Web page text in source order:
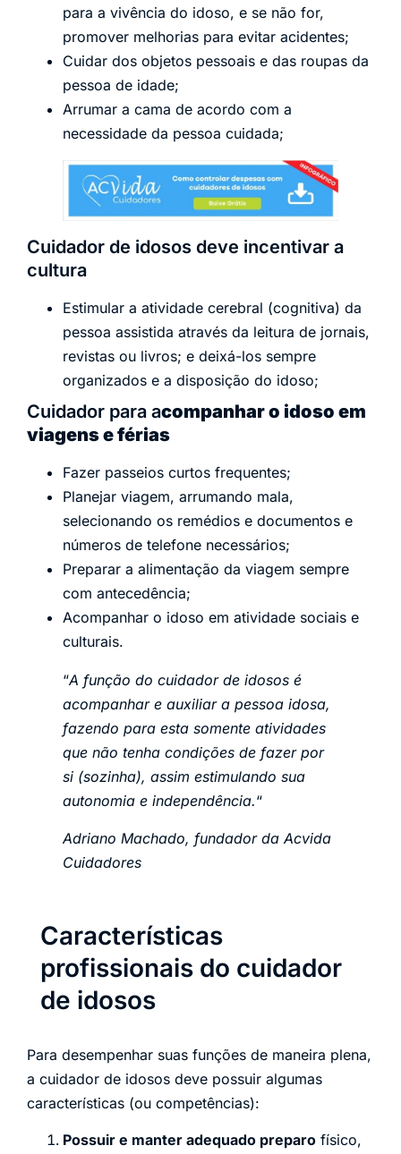
para a vivência do idoso, e se não for,
promover melhorias para evitar acidentes;
Cuidar dos objetos pessoais e das roupas da
pessoa de idade;
Arrumar a cama de acordo com a
necessidade da pessoa cuidada;
Cuidador de idosos deve incentivar a
cultura
Estimular a atividade cerebral (cognitiva) da
pessoa assistida através da leitura de jornais,
revistas ou livros; e deixá-los sempre
organizados e a disposição do idoso;
Cuidador para acompanhar o idoso em
viagens e férias
Fazer passeios curtos frequentes;
Planejar viagem, arrumando mala,
selecionando os remédios e documentos e
números de telefone necessários;
Preparar a alimentação da viagem sempre
com antecedência;
Acompanhar o idoso em atividade sociais e
culturais.
“A função do cuidador de idosos é
acompanhar e auxiliar a pessoa idosa,
fazendo para esta somente atividades
que não tenha condições de fazer por
si (sozinha), assim estimulando sua
autonomia e independência.“
Adriano Machado, fundador da Acvida
Cuidadores
Características
profissionais do cuidador
de idosos
Para desempenhar suas funções de maneira plena,
a cuidador de idosos deve possuir algumas
características (ou competências):
Possuir e manter adequado preparo físico,